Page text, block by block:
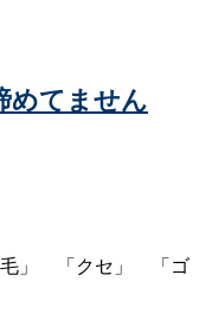
めてません
」 「クセ」 「ゴ